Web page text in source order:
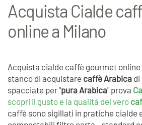
Acquista Cialde
online a Milano
Acquista cialde caffè gourmet online
stanco di acquistare caffè Arabica di
spacciate per "pura Arabica" prova
scopri il gusto e la qualità del vero
caffè sono sigillati in pratiche cialde